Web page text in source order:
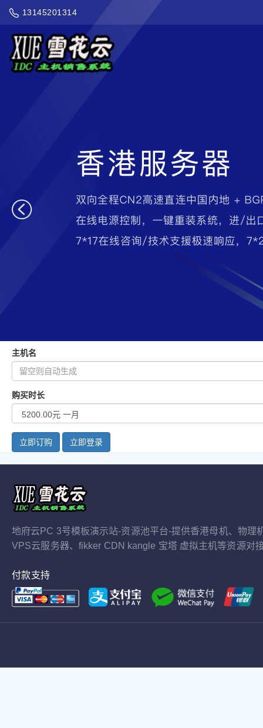
13145201314
主机名
购买时长
立即订购 立即登录
地府云PC 3号模板演示站-资源池平台-提供香港母机、物理
VPS云服务器、fikker CDN kangle 宝塔 虚拟主机等资源对
付款支持